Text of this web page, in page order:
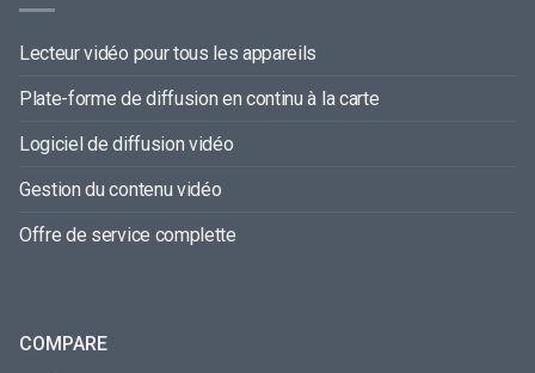
Lecteur vidéo pour tous les appareils
Plate-forme de diffusion en continu à la carte
Logiciel de diffusion vidéo
Gestion du contenu vidéo
Offre de service complette
COMPARE